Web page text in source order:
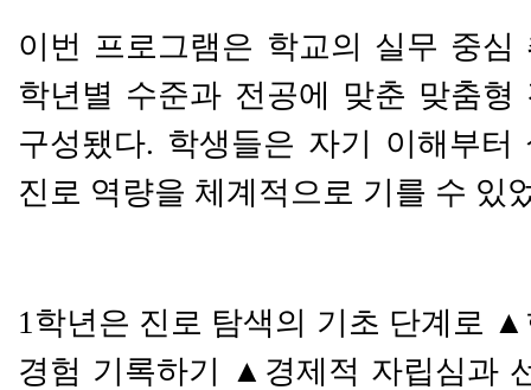
이번 프로그램은 학교의 실무 중심
학년별 수준과 전공에 맞춘 맞춤형
구성됐다. 학생들은 자기 이해부터
진로 역량을 체계적으로 기를 수 있
1학년은 진로 탐색의 기초 단계로 ▲
경험 기록하기
▲ 경제적 자립심과